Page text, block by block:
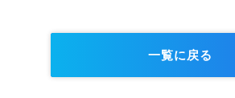
一覧に戻る